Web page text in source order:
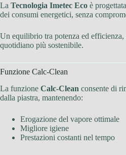
La Tecnologia Imetec Eco è
dei consumi energetici, senza
Un equilibrio tra potenza ed
quotidiano più sostenibile.
Funzione Calc-Clean
La funzione Calc-Clean consente di
dalla piastra, mantenendo:
Erogazione del vapore ottimale
Migliore igiene
Prestazioni costanti nel tempo